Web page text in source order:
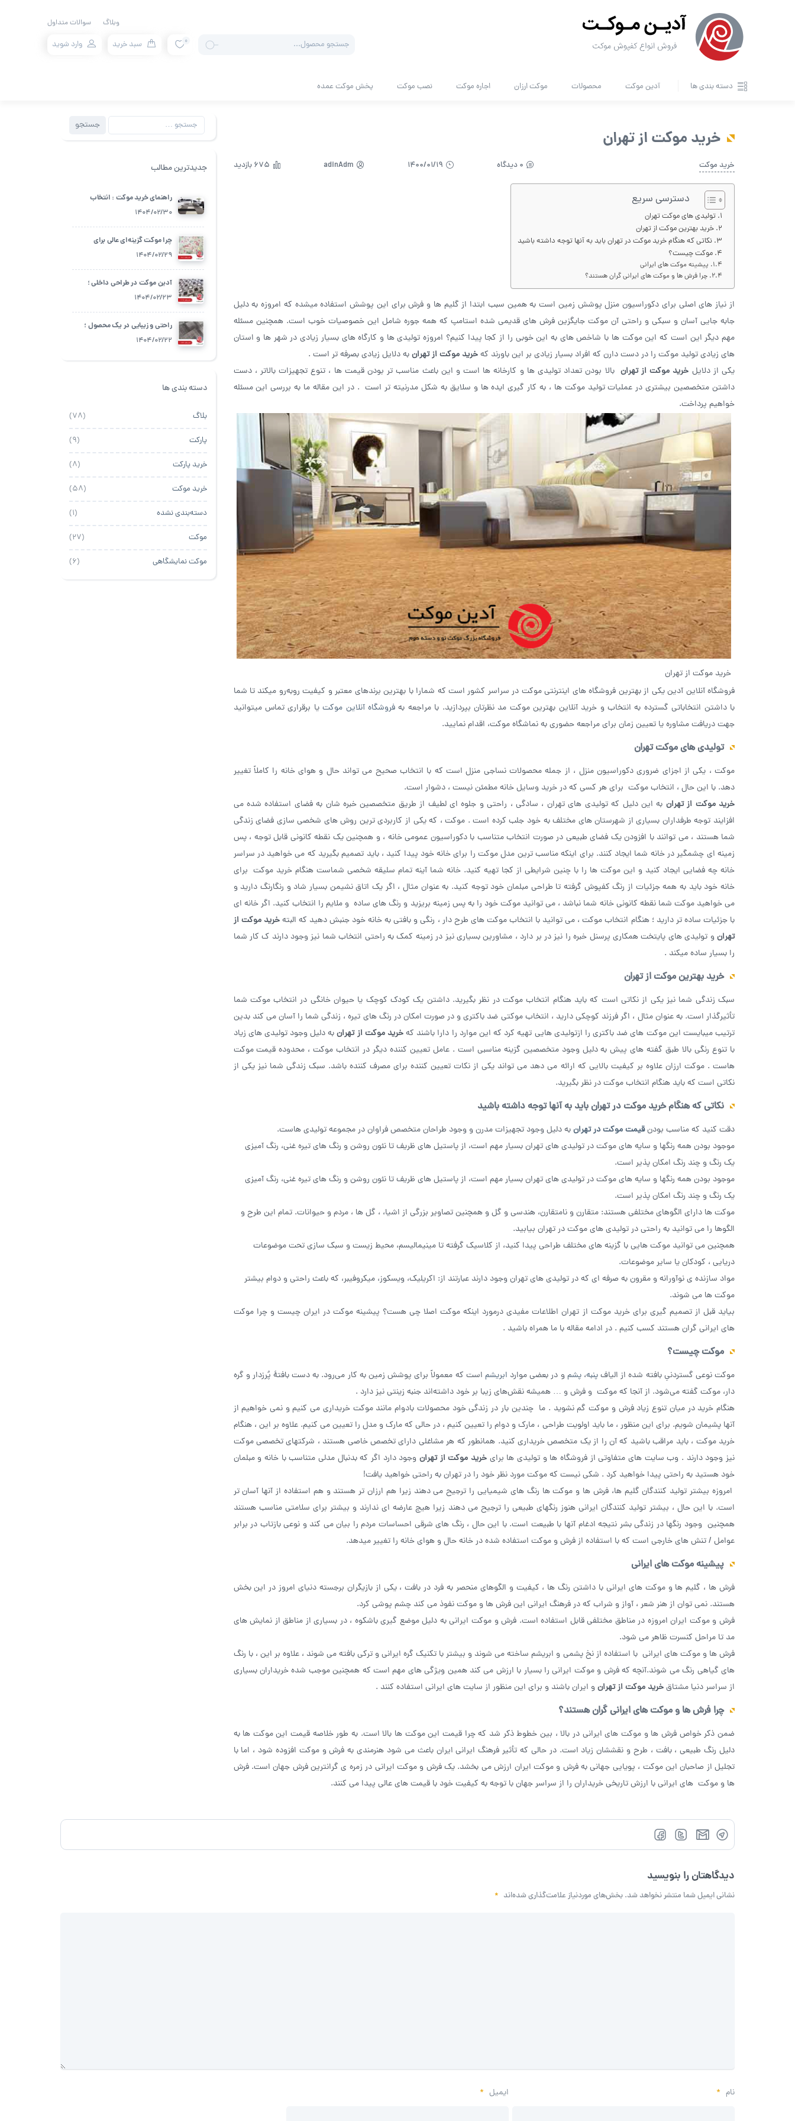
وبلاگ سوالات متداول
search
0 سبد خرید وارد شوید
دسته بندی ها آدین موکت محصولات موکت ارزان اجاره موکت نصب موکت پخش موکت عمده
خرید موکت از تهران
خرید موکت 0 دیدگاه 1400/01/19
adinAdm 675 بازدید
دسترسی سریع
تولیدی های موکت تهران
خرید بهترین موکت از تهران
نکاتی که هنگام خرید موکت در تهران باید به آنها توجه داشته باشید
موکت چیست؟
پیشینه موکت های ایرانی
چرا فرش ها و موکت های ایرانی گران هستند؟
از نیاز های اصلی برای دکوراسیون منزل پوشش زمین است به همین سبب ابتدا از گلیم ها و فرش برای این پوشش استفاده میشده که امروزه به دلیل
جابه جایی آسان و سبکی و راحتی آن موکت جایگزین فرش های قدیمی شده استامپ که همه جوره شامل این خصوصیات خوب است. همچنین مسئله
مهم دیگر این است که این موکت ها با شاخص های به این خوبی را از کجا پیدا کنیم؟ امروزه تولیدی ها و کارگاه های بسیار زیادی در شهر ها و استان
های زیادی تولید موکت را در دست دارن که افراد بسیار زیادی بر این باورند کهخرید موکت از تهرانبه دلایل زیادی بصرفه تر است .
یکی از دلایل خرید موکت از تهران بالا بودن تعداد تولیدی ها و کارخانه ها است و این باعث مناسب تر بودن قیمت ها ، تنوع تجهیزات بالاتر ، دست
داشتن متخصصین بیشتری در عملیات تولید موکت ها ، به کار گیری ایده ها و سلایق به شکل مدرنیته تر است . در این مقاله ما به بررسی این مسئله
خواهیم پرداخت.
خرید موکت از تهران
فروشگاه آنلاین آدین یکی از بهترین فروشگاه های اینترنتی موکت در سراسر کشور است که شمارا با بهترین برندهای معتبر و کیفیت روبه‌رو میکند تا شما
با داشتن انتخاباتی گسترده به انتخاب و خرید آنلاین بهترین موکت مد نظرتان بپردازید. با مراجعه بهفروشگاه آنلاین موکتیا برقراری تماس میتوانید
جهت دریافت مشاوره یا تعیین زمان برای مراجعه حضوری به نماشگاه موکت، اقدام نمایید.
تولیدی های موکت تهران
موکت ، یکی از اجزای ضروری دکوراسیون منزل ، از جمله محصولات نساجی منزل است که با انتخاب صحیح می تواند حال و هوای خانه را کاملاً تغییر
دهد. با این حال ، انتخاب موکت برای هر کسی که در خرید وسایل خانه مطمئن نیست ، دشوار است.
خرید موکت از تهران به این دلیل که تولیدی های تهران ، سادگی ، راحتی و جلوه ای لطیف از طریق متخصصین خبره شان به فضای استفاده شده می
افزایند توجه طرفداران بسیاری از شهرستان های مختلف به خود جلب کرده است . موکت ، که یکی از کاربردی ترین روش های شخصی سازی فضای زندگی
شما هستند ، می توانند با افزودن یک فضای طبیعی در صورت انتخاب متناسب با دکوراسیون عمومی خانه ، و همچنین یک نقطه کانونی قابل توجه ، پس
زمینه ای چشمگیر در خانه شما ایجاد کنند. برای اینکه مناسب ترین مدل موکت را برای خانه خود پیدا کنید ، باید تصمیم بگیرید که می خواهید در سراسر
خانه چه فضایی ایجاد کنید و این موکت ها را با چنین شرایطی از کجا تهیه کنید. خانه شما آینه تمام سلیقه شخصی شماست هنگام خرید موکت برای
خانه خود باید به همه جزئیات از رنگ کفپوش گرفته تا طراحی مبلمان خود توجه کنید. به عنوان مثال ، اگر یک اتاق نشیمن بسیار شاد و رنگارنگ دارید و
می خواهید موکت شما نقطه کانونی خانه شما نباشد ، می توانید موکت خود را به پس زمینه بریزید و رنگ های ساده و ملایم را انتخاب کنید. اگر خانه ای
با جزئیات ساده تر دارید ؛ هنگام انتخاب موکت ، می توانید با انتخاب موکت های طرح دار ، رنگی و بافتی به خانه خود جنبش دهید که البتهخرید موکت از
تهرانو تولیدی های پایتخت همکاری پرسنل خبره را نیز در بر دارد ، مشاورین بسیاری نیز در زمینه کمک به راحتی انتخاب شما نیز وجود دارند ک کار شما
را بسیار ساده میکند .
خرید بهترین موکت از تهران
سبک زندگی شما نیز یکی از نکاتی است که باید هنگام انتخاب موکت در نظر بگیرید. داشتن یک کودک کوچک یا حیوان خانگی در انتخاب موکت شما
تأثیرگذار است. به عنوان مثال ، اگر فرزند کوچکی دارید ، انتخاب موکتی ضد باکتری و در صورت امکان در رنگ های تیره ، زندگی شما را آسان می کند بدین
ترتیب میبایست این موکت های ضد باکتری را ازتولیدی هایی تهیه کرد که این موارد را دارا باشند کهخرید موکت از تهرانبه دلیل وجود تولیدی های زیاد
با تنوع رنگی بالا طبق گفته های پیش به دلیل وجود متخصصین گزینه مناسبی است . عامل تعیین کننده دیگر در انتخاب موکت ، محدوده قیمت موکت
هاست . موکت ارزان علاوه بر کیفیت بالایی که ارائه می دهد می تواند یکی از نکات تعیین کننده برای مصرف کننده باشد. سبک زندگی شما نیز یکی از
نکاتی است که باید هنگام انتخاب موکت در نظر بگیرید.
نکاتی که هنگام خرید موکت در تهران باید به آنها توجه داشته باشید
دقت کنید که مناسب بودنقیمت موکت در تهرانبه دلیل وجود تجهیزات مدرن و وجود طراحان متخصص فراوان در مجموعه تولیدی هاست.
موجود بودن همه رنگها و سایه های موکت در تولیدی های تهران بسیار مهم است، از پاستیل های ظریف تا نئون روشن و رنگ های تیره غنی، رنگ آمیزی
یک رنگ و چند رنگ امکان پذیر است.
موجود بودن همه رنگها و سایه های موکت در تولیدی های تهران بسیار مهم است، از پاستیل های ظریف تا نئون روشن و رنگ های تیره غنی، رنگ آمیزی
یک رنگ و چند رنگ امکان پذیر است.
موکت ها دارای الگوهای مختلفی هستند: متقارن و نامتقارن، هندسی و گل و همچنین تصاویر بزرگی از اشیا، ، گل ها ، مردم و حیوانات. تمام این طرح و
الگوها را می توانید به راحتی در تولیدی های موکت در تهران بیابید.
همچنین می توانید موکت هایی با گزینه های مختلف طراحی پیدا کنید، از کلاسیک گرفته تا مینیمالیسم، محیط زیست و سبک سازی تحت موضوعات
دریایی ، کودکان یا سایر موضوعات.
مواد سازنده ی نوآورانه و مقرون به صرفه ای که در تولیدی های تهران وجود دارند عبارتند از: اکریلیک، ویسکوز، میکروفیبر، که باعث راحتی و دوام بیشتر
موکت ها می شوند.
بیاید قبل از تصمیم گیری برای خرید موکت از تهران اطلاعات مفیدی درمورد اینکه موکت اصلا چی هست؟ پیشینه موکت در ایران چیست و چرا موکت
های ایرانی گران هستند کسب کنیم . در ادامه مقاله با ما همراه باشید .
موکت چیست؟
موکت نوعی گستردنیِ بافته شده از الیافپنبه،پشمو در بعضی موارد ابریشم است که معمولاً برای پوشش زمین به کار می‌رود. به دست بافتهٔ پُرزدار و گره‌
دار، موکت گفته می‌شود. از آنجا که موکت و فرش و … همیشه نقش‌های زیبا بر خود داشته‌اند جنبه زینتی نیز دارد .
هنگام خرید در میان تنوع زیاد فرش و موکت گم نشوید . ما چندین بار در زندگی خود محصولات بادوام مانند موکت خریداری می کنیم و نمی خواهیم از
آنها پشیمان شویم. برای این منظور ، ما باید اولویت طراحی ، مارک و دوام را تعیین کنیم ، در حالی که مارک و مدل را تعیین می کنیم. علاوه بر این ، هنگام
خرید موکت ، باید مراقب باشید که آن را از یک متخصص خریداری کنید. همانطور که هر مشاغلی دارای تخصص خاصی هستند ، شرکتهای تخصصی موکت
نیز وجود دارند . وب سایت های متفاوتی از فروشگاه ها و تولیدی ها برایخرید موکت از تهران وجود دارد اگر که بدنبال مدلی متناسب با خانه و مبلمان
خود هستید به راحتی پیدا خواهید کرد . شکی نیست که موکت مورد نظر خود را در تهران به راحتی خواهید یافت!
امروزه بیشتر تولید کنندگان گلیم ها، فرش ها و موکت ها رنگ های شیمیایی را ترجیح می دهند زیرا هم ارزان تر هستند و هم استفاده از آنها آسان تر
است. با این حال ، بیشتر تولید کنندگان ایرانی هنوز رنگهای طبیعی را ترجیح می دهند زیرا هیچ عارضه ای ندارند و بیشتر برای سلامتی مناسب هستند
همچنین وجود رنگها در زندگی بشر نتیجه ادغام آنها با طبیعت است. با این حال ، رنگ های شرقی احساسات مردم را بیان می کند و نوعی بازتاب در برابر
عوامل / تنش های خارجی است که با استفاده از فرش و موکت استفاده شده در خانه حال و هوای خانه را تغییر میدهد.
پیشینه موکت های ایرانی
فرش ها ، گلیم ها و موکت های ایرانی با داشتن رنگ ها ، کیفیت و الگوهای منحصر به فرد در بافت ، یکی از بازیگران برجسته دنیای امروز در این بخش
هستند. نمی توان از هنر شعر ، آواز و شراب که در فرهنگ ایرانی این فرش ها و موکت نفوذ می کند چشم پوشی کرد.
فرش و موکت ایران امروزه در مناطق مختلفی قابل استفاده است. فرش و موکت ایرانی به دلیل موضع گیری باشکوه ، در بسیاری از مناطق از نمایش های
مد تا مراحل کنسرت ظاهر می شود.
فرش ها و موکت های ایرانی با استفاده از نخ پشمی و ابریشم ساخته می شوند و بیشتر با تکنیک گره ایرانی و ترکی بافته می شوند ، علاوه بر این ، با رنگ
های گیاهی رنگ می شوند.آنچه که فرش و موکت ایرانی را بسیار با ارزش می کند همین ویژگی های مهم است که همچنین موجب شده خریداران بسیاری
از سراسر دنیا مشتاقخرید موکت از تهرانو ایران باشند و برای این منظور از سایت های ایرانی استفاده کنند .
چرا فرش ها و موکت های ایرانی گران هستند؟
ضمن ذکر خواص فرش ها و موکت های ایرانی در بالا ، بین خطوط ذکر شد که چرا قیمت این موکت ها بالا است. به طور خلاصه قیمت این موکت ها به
دلیل رنگ طبیعی ، بافت ، طرح و نقششان زیاد است. در حالی که تأثیر فرهنگ ایرانی ایران باعث می شود هنرمندی به فرش و موکت افزوده شود ، اما با
تجلیل از صاحبان این موکت ، پویایی جهانی به فرش و موکت ایران ارزش می بخشد. یک فرش و موکت ایرانی در زمره ی گرانترین فرش جهان است. فرش
ها و موکت های ایرانی با ارزش تاریخی خریداران را از سراسر جهان با توجه به کیفیت خود با قیمت های عالی پیدا می کنند.
جستجو
جستجو
جدیدترین مطالب
راهنمای خرید موکت : انتخاب
بهترین گزینه برای فضای زندگی شما
1404/02/30
چرا موکت گزینه‌ای عالی برای
اتاق‌های کودک است؟
1404/02/29
آدین موکت در طراحی داخلی ؛
چگونه از آن استفاده کنیم؟
1404/02/23
راحتی و زیبایی در یک محصول ؛
آدین موکت
1404/02/22
دسته بندی ها
بلاگ (78)
پارکت (9)
خرید پارکت (8)
خرید موکت (58)
دسته‌بندی نشده (1)
موکت (27)
موکت نمایشگاهی (6)
دیدگاهتان را بنویسید
نشانی ایمیل شما منتشر نخواهد شد. بخش‌های موردنیاز علامت‌گذاری شده‌اند *
نام * ایمیل *